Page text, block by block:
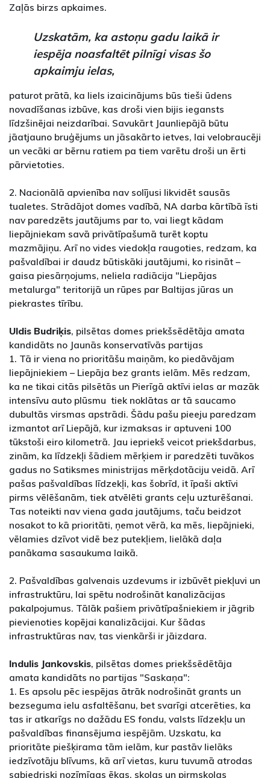
Zaļās birzs apkaimes.
Uzskatām, ka astoņu gadu laikā ir
iespēja noasfaltēt pilnīgi visas šo
apkaimju ielas,
paturot prātā, ka liels izaicinājums būs tieši ūdens
novadīšanas izbūve, kas droši vien bijis iegansts
līdzšinējai neizdarībai. Savukārt Jaunliepājā būtu
jāatjauno bruģējums un jāsakārto ietves, lai velobraucēji
un vecāki ar bērnu ratiem pa tiem varētu droši un ērti
pārvietoties.
2. Nacionālā apvienība nav solījusi likvidēt sausās
tualetes. Strādājot domes vadībā, NA darba kārtībā īsti
nav paredzēts jautājums par to, vai liegt kādam
liepājniekam savā privātīpašumā turēt koptu
mazmājiņu. Arī no vides viedokļa raugoties, redzam, ka
pašvaldībai ir daudz būtiskāki jautājumi, ko risināt –
gaisa piesārņojums, neliela radiācija "Liepājas
metalurga" teritorijā un rūpes par Baltijas jūras un
piekrastes tīrību.
Uldis Budriķis, pilsētas domes priekšsēdētāja amata
kandidāts no Jaunās konservatīvās partijas
1. Tā ir viena no prioritāšu maiņām, ko piedāvājam
liepājniekiem – Liepāja bez grants ielām. Mēs redzam,
ka ne tikai citās pilsētās un Pierīgā aktīvi ielas ar mazāk
intensīvu auto plūsmu tiek noklātas ar tā saucamo
dubultās virsmas apstrādi. Šādu pašu pieeju paredzam
izmantot arī Liepājā, kur izmaksas ir aptuveni 100
tūkstoši eiro kilometrā. Jau iepriekš veicot priekšdarbus,
zinām, ka līdzekļi šādiem mērķiem ir paredzēti tuvākos
gadus no Satiksmes ministrijas mērķdotāciju veidā. Arī
pašas pašvaldības līdzekļi, kas šobrīd, it īpaši aktīvi
pirms vēlēšanām, tiek atvēlēti grants ceļu uzturēšanai.
Tas noteikti nav viena gada jautājums, taču beidzot
nosakot to kā prioritāti, ņemot vērā, ka mēs, liepājnieki,
vēlamies dzīvot vidē bez putekļiem, lielākā daļa
panākama sasaukuma laikā.
2. Pašvaldības galvenais uzdevums ir izbūvēt piekļuvi un
infrastruktūru, lai spētu nodrošināt kanalizācijas
pakalpojumus. Tālāk pašiem privātīpašniekiem ir jāgrib
pievienoties kopējai kanalizācijai. Kur šādas
infrastruktūras nav, tas vienkārši ir jāizdara.
Indulis Jankovskis, pilsētas domes priekšsēdētāja
amata kandidāts no partijas "Saskaņa":
1. Es apsolu pēc iespējas ātrāk nodrošināt grants un
bezseguma ielu asfaltēšanu, bet svarīgi atcerēties, ka
tas ir atkarīgs no dažādu ES fondu, valsts līdzekļu un
pašvaldības finansējuma iespējām. Uzskatu, ka
prioritāte piešķirama tām ielām, kur pastāv lielāks
iedzīvotāju blīvums, kā arī vietas, kuru tuvumā atrodas
sabiedriski nozīmīgas ēkas, skolas un pirmskolas